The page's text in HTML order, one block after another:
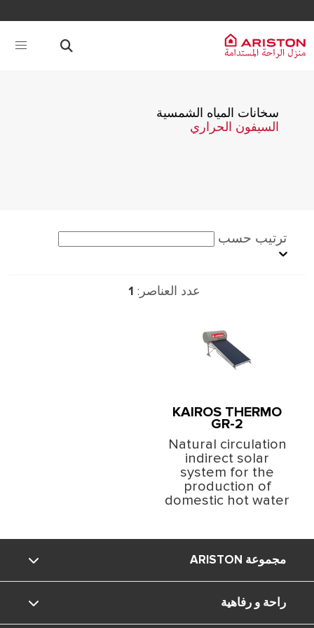
سخانات المياه الشمسية
السيفون الحراري
ترتيب حسب
عدد العناصر: 1
KAIROS THERMO
GR-2
Natural circulation
indirect solar
system for the
production of
domestic hot water
مجموعة ARISTON
ماركة Ariston
راحة و رفاهية